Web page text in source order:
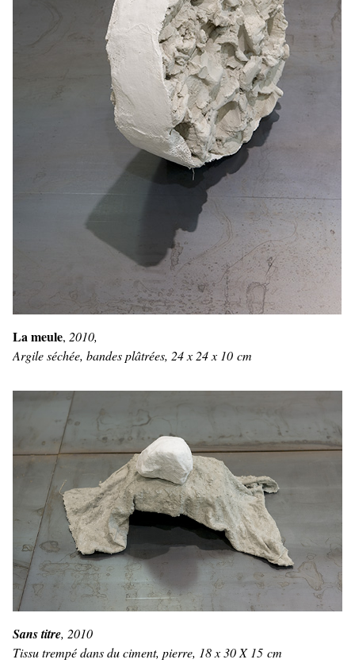
La meule, 2010,
Argile séchée, bandes plâtrées, 24 x 24 x 10 cm
Sans titre, 2010
Tissu trempé dans du ciment, pierre, 18 x 30 X 15 cm